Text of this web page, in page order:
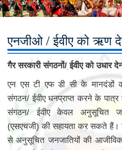
एनजीओ / ईवीए को ऋण
गैर सरकारी संगठनों/ ईवीए को उधार
एन एस टी एफ डी सी के मानदंडों
संगठन/ ईवीए धनप्राप्त करने के
संगठन/ ईवीए केवल अनुसूचित
(एसएचजी) की सहायता कर सकते हैं।
से अनुसूचित जनजातियों की